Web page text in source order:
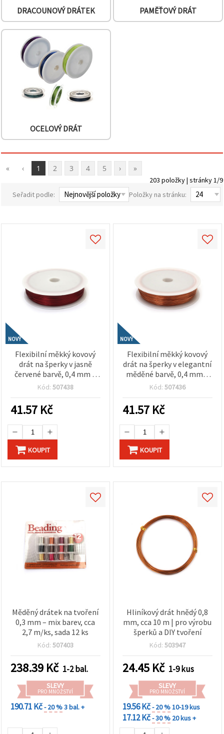
"Uložit"
Přijmout
vše
Nastavení
DRACOUNOVÝ DRÁTEK PAMĚŤOVÝ DRÁT
OCELOVÝ DRÁT
« ‹ 1 2 3 4 5 › »
203 položky | stránky 1/9
Seřadit podle:
Položky na stránku:
NOVÝ
Flexibilní měkký kovový
drát na šperky v jasně
červené barvě, 0,4 mm ×
50 m – ideální na
a kreativní šperkařské
projekty
Kód: 507438
41.57 Kč
KOUPIT
NOVÝ
Flexibilní měkký kovový
drát na šperky v elegantní
měděné barvě, 0,4 mm ×
50 m – ideální pro
kreativní šperkařské
projekty
Kód: 507436
41.57 Kč
KOUPIT
Měděný drátek na tvoření
0,3 mm – mix barev, cca
2,7 m/ks, sada 12 ks
Kód: 507403
238.39 Kč 1-2 bal.
SLEVY
PRO MNOŽSTVÍ
190.71 Kč- 20 %3 bal. +
Hliníkový drát hnědý 0,8
mm, cca 10 m | pro výrobu
šperků a DIY tvoření
Kód: 503947
24.45 Kč 1-9 kus
SLEVY
PRO MNOŽSTVÍ
19.56 Kč- 20 %10-19 kus
17.12 Kč- 30 % 20 kus +